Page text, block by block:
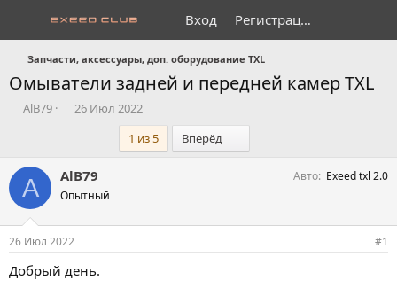
Вход Регистрация
Запчасти, аксессуары, доп. оборудование TXL
Омыватели задней и передней камер TXL
А
р
т
м
ы
AlB79
Д
н
ч
а
26 Июл 2022
1 из 5
Вперёд
A AlB79
Опытный
Авто Exeed txl 2.0
26 Июл 2022 #1
Добрый день.